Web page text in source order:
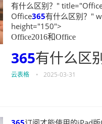
有什么区别？"
Office365有什么区别？"
height="150">
Office2016和Office
365有什么区
云表格 • 2025-03-31